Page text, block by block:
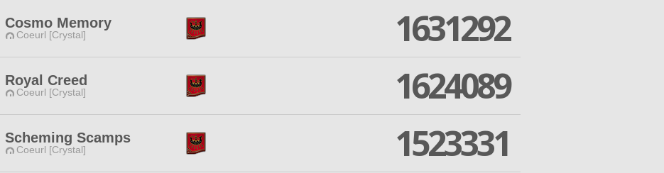
Cosmo Memory
Coeurl [Crystal]
1631292
Royal Creed
Coeurl [Crystal]
1624089
Scheming Scamps
Coeurl [Crystal] 1523331